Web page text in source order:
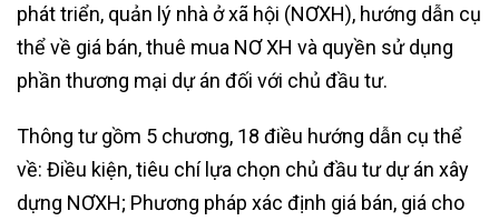
phát triển, quản lý nhà ở xã hội (NƠXH), hướng dẫn cụ
thể về giá bán, thuê mua NƠ XH và quyền sử dụng
phần thương mại dự án đối với chủ đầu tư.
Thông tư gồm 5 chương, 18 điều hướng dẫn cụ thể
về: Điều kiện, tiêu chí lựa chọn chủ đầu tư dự án xây
dựng NƠXH; Phương pháp xác định giá bán, giá cho